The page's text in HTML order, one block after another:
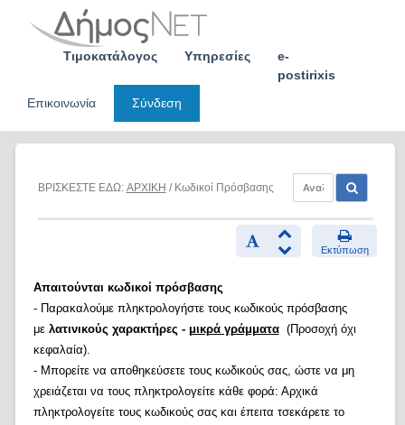
Τιμοκατάλογος Υπηρεσίες
e-
postirixis
Επικοινωνία
Σύνδεση
ΒΡΙΣΚΕΣΤΕ ΕΔΩ: ΑΡΧΙΚΗ / Κωδικοί Πρόσβασης
Εκτύπωση
Απαιτούνται κωδικοί πρόσβασης
- Παρακαλούμε πληκτρολογήστε τους κωδικούς πρόσβασης
με λατινικούς χαρακτήρες - μικρά γράμματα(Προσοχή όχι
κεφαλαία).
- Μπορείτε να αποθηκεύσετε τους κωδικούς σας, ώστε να μη
χρειάζεται να τους πληκτρολογείτε κάθε φορά: Αρχικά
πληκτρολογείτε τους κωδικούς σας και έπειτα τσεκάρετε το